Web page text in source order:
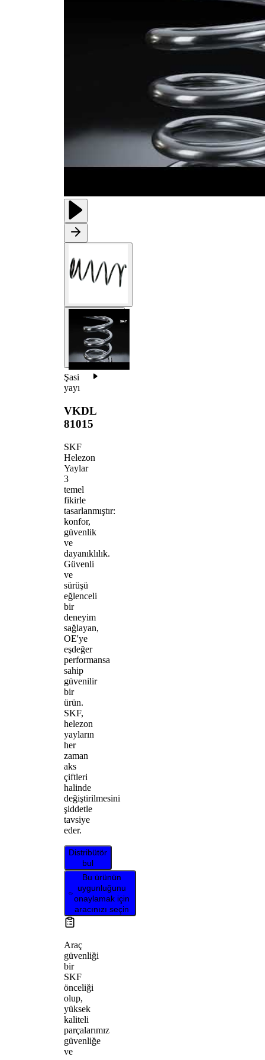
Şasi
yayı
VKDL
81015
SKF
Helezon
Yaylar
3
temel
fikirle
tasarlanmıştır:
konfor,
güvenlik
ve
dayanıklılık.
Güvenli
ve
sürüşü
eğlenceli
bir
deneyim
sağlayan,
OE'ye
eşdeğer
performansa
sahip
güvenilir
bir
ürün.
SKF,
helezon
yayların
her
zaman
aks
çiftleri
halinde
değiştirilmesini
şiddetle
tavsiye
eder.
Distribütör
bul
Bu ürünün
uygunluğunu
onaylamak için
aracınızı seçin
Araç
güvenliği
bir
SKF
önceliği
olup,
yüksek
kaliteli
parçalarımız
güvenliğe
ve